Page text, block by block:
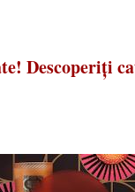
Descoperiți